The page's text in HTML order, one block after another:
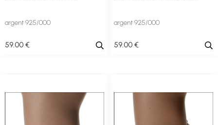
argent 925/000
59.00 €
argent 925/000
59.00 €